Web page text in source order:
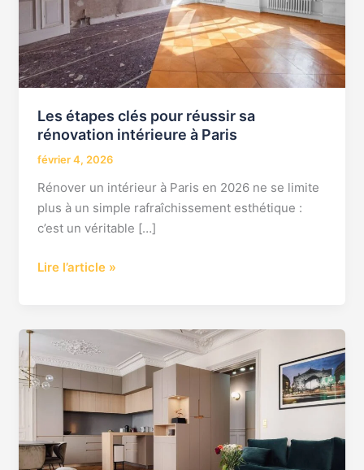
Les étapes clés pour réussir sa
rénovation intérieure à Paris
février 4, 2026
Rénover un intérieur à Paris en 2026 ne se limite
plus à un simple rafraîchissement esthétique :
c’est un véritable […]
rénovation
intérieure
à
Paris
Lire l’article »
Entreprise
de
rénovation
:
votre